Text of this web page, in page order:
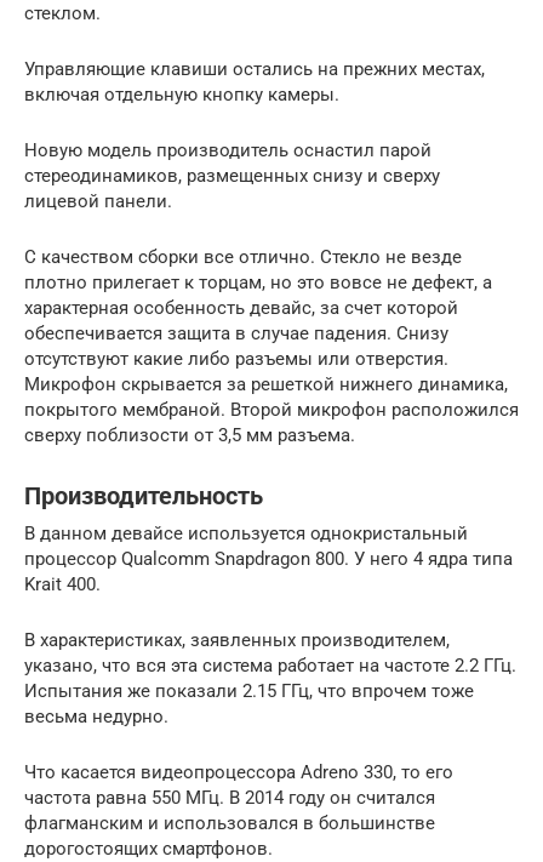
стеклом.
Управляющие клавиши остались на прежних местах,
включая отдельную кнопку камеры.
Новую модель производитель оснастил парой
стереодинамиков, размещенных снизу и сверху
лицевой панели.
С качеством сборки все отлично. Стекло не везде
плотно прилегает к торцам, но это вовсе не дефект, а
характерная особенность девайс, за счет которой
обеспечивается защита в случае падения. Снизу
отсутствуют какие либо разъемы или отверстия.
Микрофон скрывается за решеткой нижнего динамика,
покрытого мембраной. Второй микрофон расположился
сверху поблизости от 3,5 мм разъема.
Производительность
В данном девайсе используется однокристальный
процессор Qualcomm Snapdragon 800. У него 4 ядра типа
Krait 400.
В характеристиках, заявленных производителем,
указано, что вся эта система работает на частоте 2.2 ГГц.
Испытания же показали 2.15 ГГц, что впрочем тоже
весьма недурно.
Что касается видеопроцессора Adreno 330, то его
частота равна 550 МГц. В 2014 году он считался
флагманским и использовался в большинстве
дорогостоящих смартфонов.